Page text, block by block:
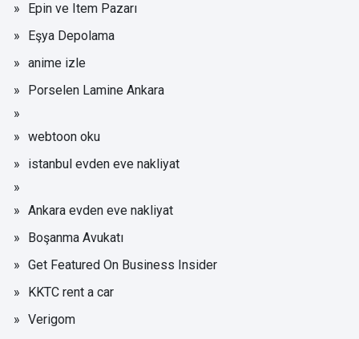
Epin ve Item Pazarı
Eşya Depolama
anime izle
Porselen Lamine Ankara
webtoon oku
istanbul evden eve nakliyat
Ankara evden eve nakliyat
Boşanma Avukatı
Get Featured On Business Insider
KKTC rent a car
Verigom